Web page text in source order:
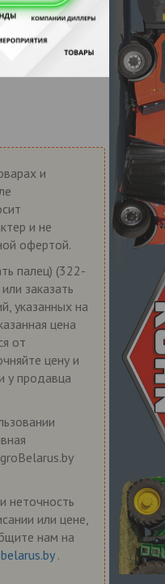
и
и не
офертой.
палец) (322-
заказать
указанных на
цена
от
цену и
у продавца
неточность
или цене,
нам на
.